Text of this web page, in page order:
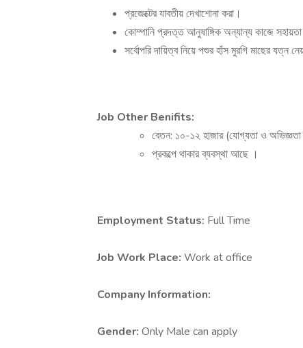
প্রজেক্টের যাবতীয় দেখাশোনা করা।
কোম্পানি প্রদত্ত আনুষাঙ্গিক অন্যান্য কাজে
সর্বোপরি দায়িত্ব নিয়ে পশুর হাঁস মুরগি মাছের যত্ন
Job Other Benifits:
বেতন: ১০-১২ হাজার (যোগ্যতা ও অভিজ্ঞতা
প্রকল্পে থাকার ব্যবস্থা আছে ।
Employment Status: Full Time
Job Work Place: Work at office
Company Information:
Gender: Only Male can apply